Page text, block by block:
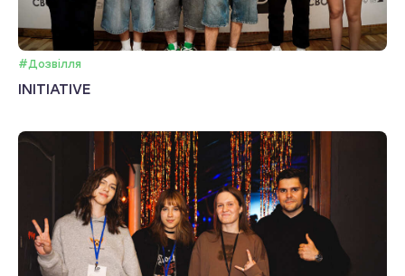
#Дозвілля
INITIATIVE